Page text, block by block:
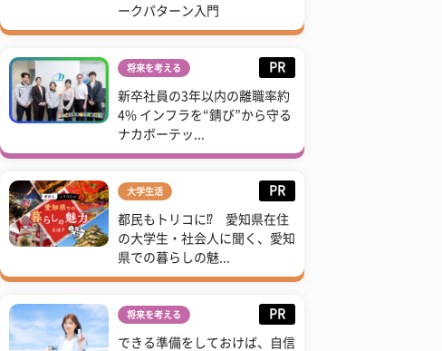
ークパターン入門
将来を考える PR
新卒社員の3年以内の離職率約
4% インフラを“錆び”から守る
ナカボーテッ...
大学生活 PR
都民もトリコに⁉ 愛知県在住
の大学生・社会人に聞く、愛知
県での暮らしの魅...
将来を考える PR
できる準備をしておけば、自信